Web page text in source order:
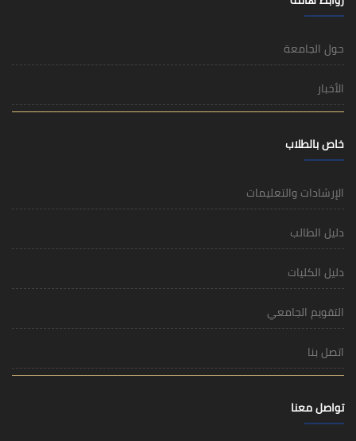
حول الجامعة
الأخبار
خاص بالطلاب
الإرشادات والتعليمات
دليل الطالب
دليل الكليات
التقويم الجامعي
اتصل بنا
تواصل معنا